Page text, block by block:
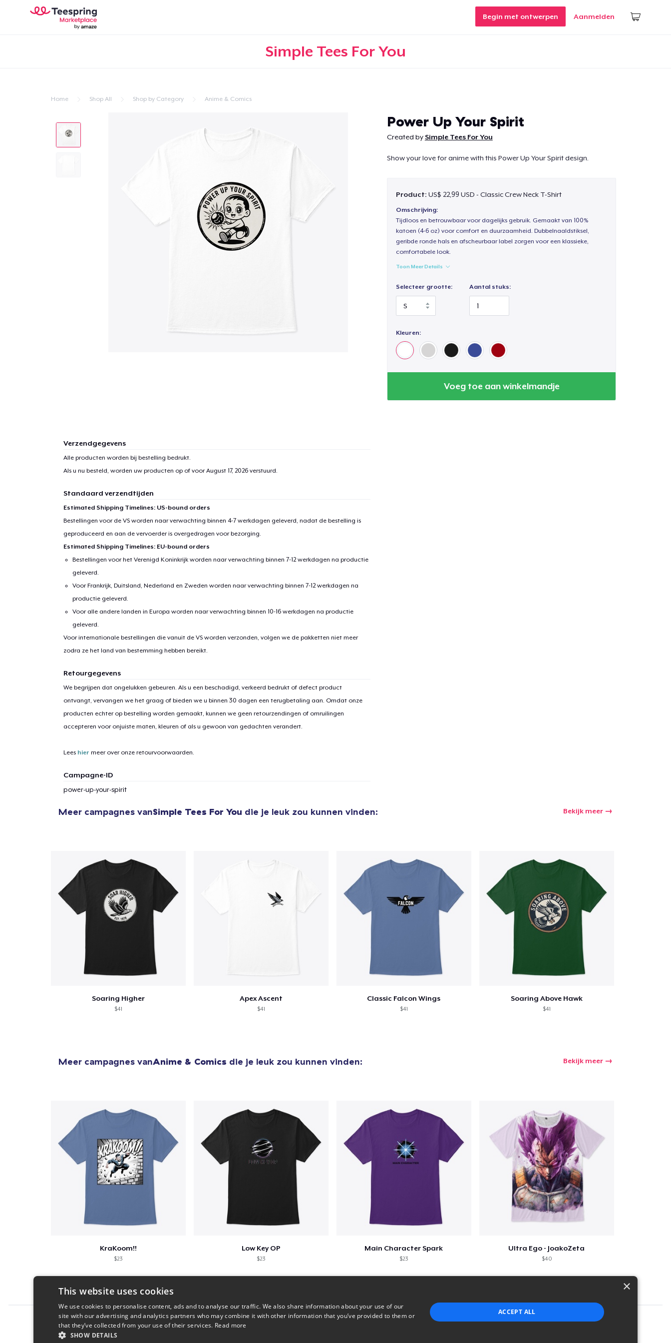
Begin met ontwerpen Aanmelden
Simple Tees For You
Home Shop All Shop by Category Anime & Comics
Power Up Your Spirit
Created bySimple Tees For You
Show your love for anime with this Power Up Your Spirit design.
Product: US$ 22,99 USD - Classic Crew Neck T-Shirt
Omschrijving:
Tijdloos en betrouwbaar voor dagelijks gebruik. Gemaakt van 100%
katoen (4-6 oz) voor comfort en duurzaamheid. Dubbelnaaldstiksel,
geribde ronde hals en afscheurbaar label zorgen voor een klassieke,
comfortabele look.
Toon Meer Details
Selecteer grootte: Aantal stuks:
Kleuren:
Voeg toe aan winkelmandje
Verzendgegevens
Alle producten worden bij bestelling bedrukt.
Als u nu besteld, worden uw producten op of voorAugust 17, 2026verstuurd.
Standaard verzendtijden
Estimated Shipping Timelines: US-bound orders
Bestellingen voor de VS worden naar verwachting binnen 4-7 werkdagen geleverd, nadat de bestelling is
geproduceerd en aan de vervoerder is overgedragen voor bezorging.
Estimated Shipping Timelines: EU-bound orders
Bestellingen voor het Verenigd Koninkrijk worden naar verwachting binnen 7-12 werkdagen na productie
geleverd.
Voor Frankrijk, Duitsland, Nederland en Zweden worden naar verwachting binnen 7-12 werkdagen na
productie geleverd.
Voor alle andere landen in Europa worden naar verwachting binnen 10-16 werkdagen na productie
geleverd.
Voor internationale bestellingen die vanuit de VS worden verzonden, volgen we de pakketten niet meer
zodra ze het land van bestemming hebben bereikt.
Retourgegevens
We begrijpen dat ongelukken gebeuren. Als u een beschadigd, verkeerd bedrukt of defect product
ontvangt, vervangen we het graag of bieden we u binnen 30 dagen een terugbetaling aan. Omdat onze
producten echter op bestelling worden gemaakt, kunnen we geen retourzendingen of omruilingen
accepteren voor onjuiste maten, kleuren of als u gewoon van gedachten verandert.
Lees hier meer over onze retourvoorwaarden.
Campagne-ID
power-up-your-spirit
Meer campagnes vanSimple Tees For You die je leuk zou kunnen vinden: Bekijk meer
Soaring Higher
$41
Apex Ascent
$41
Classic Falcon Wings
$41
Soaring Above Hawk
$41
Meer campagnes vanAnime & Comics die je leuk zou kunnen vinden: Bekijk meer
KraKoom!!
$23
Low Key OP
$23
Main Character Spark
$23
Ultra Ego - JoakoZeta
$40
Report this product
1 winkelwagen toegevoegd
×
This website uses cookies
We use cookies to personalise content, ads and to analyse our traffic. We also share information about your use of our
site with our advertising and analytics partners who may combine it with other information that you’ve provided to them or
that they’ve collected from your use of their services. Read more
SHOW DETAILS
ACCEPT ALL